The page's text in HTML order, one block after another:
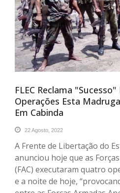
FLEC Reclama "sucesso"
Operações Esta
Em Cabinda
22 Agosto, 2022
A Frente de Libertação do
anunciou hoje que as
(FAC) executaram quatro
e a noite de hoje,